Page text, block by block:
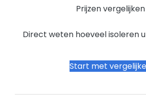
Prijzen vergelijken
Direct weten hoeveel isoleren
Start met